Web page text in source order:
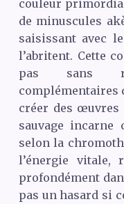
couleur
de minuscules
saisissant avec
l’abritent. Cette
pas sans
complémentaires
créer des œuvres
sauvage incarne
selon la
l’énergie vitale,
profondément
pas un hasard si